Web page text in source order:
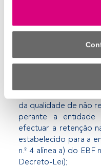
link «Preferências de
inferior da página web
suas opções terão
fornecer:
Utilizar dados de
ativamente as
identificação.
e/ou aceder às mesmas.
· A isenção
sujeito a um regime
constante de lista
do Governo
22.º-A n.º 3 alínea
da qualidade de não
perante a
efectuar a retenção
estabelecido para a
n.º 4 alínea a) do
Decreto-Lei);